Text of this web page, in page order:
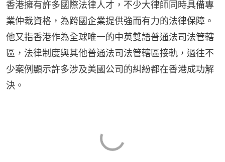
香港擁有許多國際法律人才，不少大律師同時具備專
業仲裁資格，為跨國企業提供強而有力的法律保障。
他又指香港作為全球唯一的中英雙語普通法司法管轄
區，法律制度與其他普通法司法管轄區接軌，過往不
少案例顯示許多涉及美國公司的糾紛都在香港成功解
決。